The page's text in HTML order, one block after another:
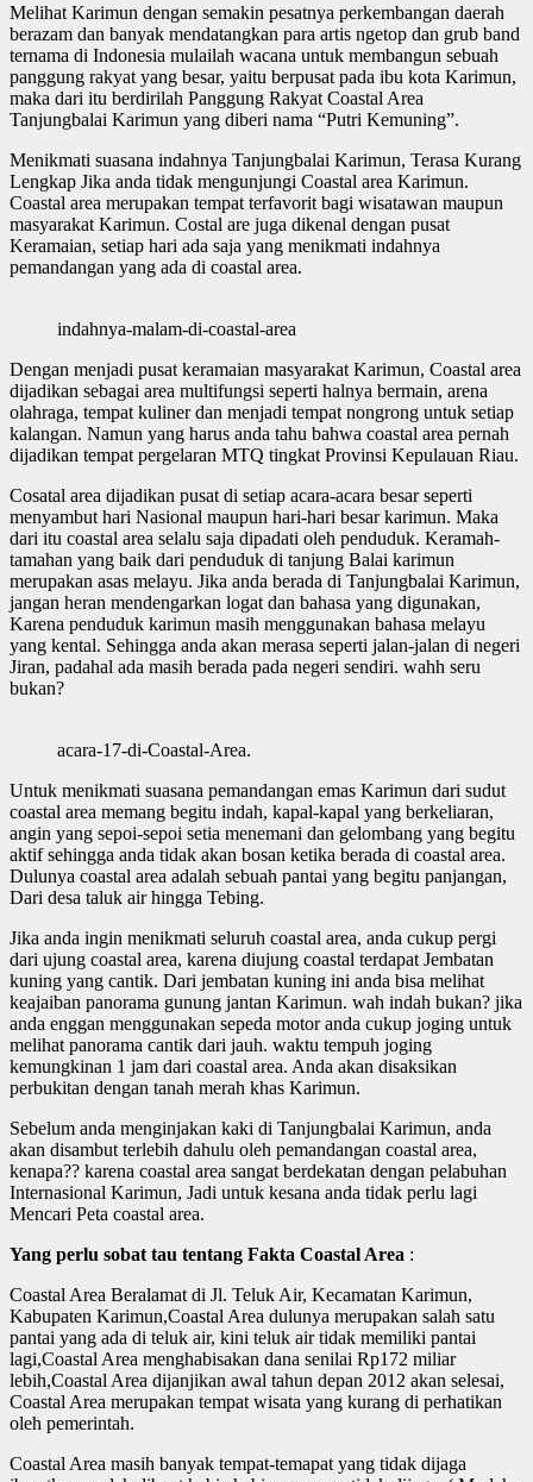
Melihat Karimun dengan semakin pesatnya perkembangan daerah
berazam dan banyak mendatangkan para artis ngetop dan grub band
ternama di Indonesia mulailah wacana untuk membangun sebuah
panggung rakyat yang besar, yaitu berpusat pada ibu kota Karimun,
maka dari itu berdirilah Panggung Rakyat Coastal Area
Tanjungbalai Karimun yang diberi nama “Putri Kemuning”.
Menikmati suasana indahnya Tanjungbalai Karimun, Terasa Kurang
Lengkap Jika anda tidak mengunjungi Coastal area Karimun.
Coastal area merupakan tempat terfavorit bagi wisatawan maupun
masyarakat Karimun. Costal are juga dikenal dengan pusat
Keramaian, setiap hari ada saja yang menikmati indahnya
pemandangan yang ada di coastal area.
indahnya-malam-di-coastal-area
Dengan menjadi pusat keramaian masyarakat Karimun, Coastal area
dijadikan sebagai area multifungsi seperti halnya bermain, arena
olahraga, tempat kuliner dan menjadi tempat nongrong untuk setiap
kalangan. Namun yang harus anda tahu bahwa coastal area pernah
dijadikan tempat pergelaran MTQ tingkat Provinsi Kepulauan Riau.
Cosatal area dijadikan pusat di setiap acara-acara besar seperti
menyambut hari Nasional maupun hari-hari besar karimun. Maka
dari itu coastal area selalu saja dipadati oleh penduduk. Keramah-
tamahan yang baik dari penduduk di tanjung Balai karimun
merupakan asas melayu. Jika anda berada di Tanjungbalai Karimun,
jangan heran mendengarkan logat dan bahasa yang digunakan,
Karena penduduk karimun masih menggunakan bahasa melayu
yang kental. Sehingga anda akan merasa seperti jalan-jalan di negeri
Jiran, padahal ada masih berada pada negeri sendiri. wahh seru
bukan?
acara-17-di-Coastal-Area.
Untuk menikmati suasana pemandangan emas Karimun dari sudut
coastal area memang begitu indah, kapal-kapal yang berkeliaran,
angin yang sepoi-sepoi setia menemani dan gelombang yang begitu
aktif sehingga anda tidak akan bosan ketika berada di coastal area.
Dulunya coastal area adalah sebuah pantai yang begitu panjangan,
Dari desa taluk air hingga Tebing.
Jika anda ingin menikmati seluruh coastal area, anda cukup pergi
dari ujung coastal area, karena diujung coastal terdapat Jembatan
kuning yang cantik. Dari jembatan kuning ini anda bisa melihat
keajaiban panorama gunung jantan Karimun. wah indah bukan? jika
anda enggan menggunakan sepeda motor anda cukup joging untuk
melihat panorama cantik dari jauh. waktu tempuh joging
kemungkinan 1 jam dari coastal area. Anda akan disaksikan
perbukitan dengan tanah merah khas Karimun.
Sebelum anda menginjakan kaki di Tanjungbalai Karimun, anda
akan disambut terlebih dahulu oleh pemandangan coastal area,
kenapa?? karena coastal area sangat berdekatan dengan pelabuhan
Internasional Karimun, Jadi untuk kesana anda tidak perlu lagi
Mencari Peta coastal area.
Yang perlu sobat tau tentang Fakta Coastal Area :
Coastal Area Beralamat di Jl. Teluk Air, Kecamatan Karimun,
Kabupaten Karimun,Coastal Area dulunya merupakan salah satu
pantai yang ada di teluk air, kini teluk air tidak memiliki pantai
lagi,Coastal Area menghabisakan dana senilai Rp172 miliar
lebih,Coastal Area dijanjikan awal tahun depan 2012 akan selesai,
Coastal Area merupakan tempat wisata yang kurang di perhatikan
oleh pemerintah.
Coastal Area masih banyak tempat-temapat yang tidak dijaga